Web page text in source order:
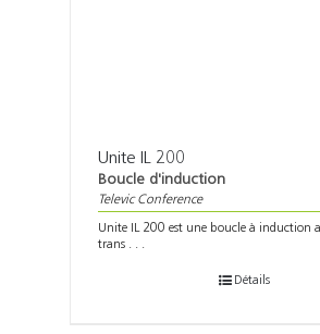
Unite IL 200
Boucle d'induction
Televic Conference
Unite IL 200 est une boucle à induction
trans . . .
Détails